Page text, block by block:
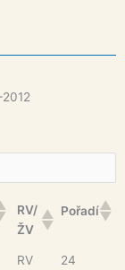
RV/
ŽV
Pořadí
RV 24